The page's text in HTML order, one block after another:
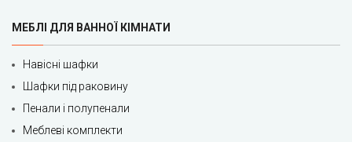
МЕБЛІ ДЛЯ ВАННОЇ КІМНАТИ
Навісні шафки
Шафки під раковину
Пенали і полупенали
Меблеві комплекти